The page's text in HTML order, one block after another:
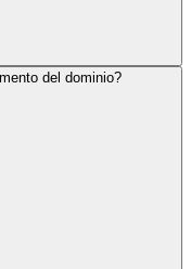
del dominio?